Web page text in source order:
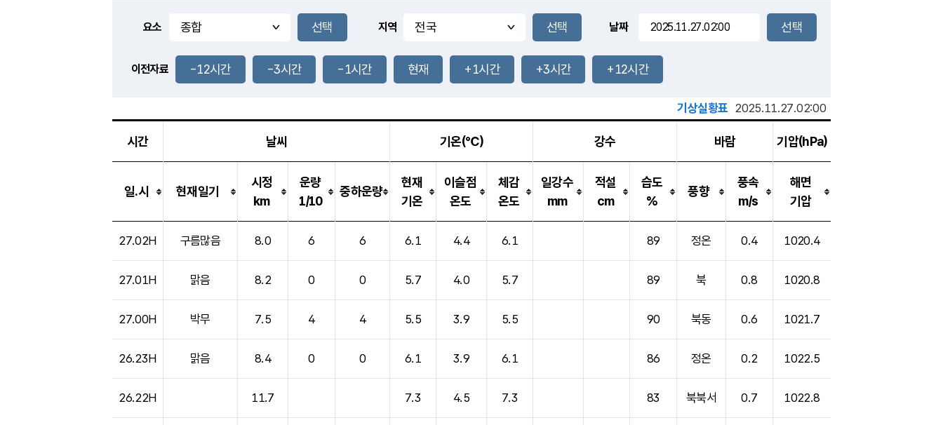
풍도
0.9m/s -mm
-mm
장호원
35.2
℃
-
35.4℃
1.9m/s
-mm
-mm
요소 지역 날짜
이전자료 -12시간 -3시간 -1시간 현재 +1시간 +3시간 +12시간
기상실황표 2025.11.27.02:00
시간 날씨 기온(℃) 강수 바람 기압(hPa)
일.시 현재일기
시정
km
운량
1/10
중하운량
현재
기온
이슬점
온도
체감
온도
일강수
mm
적설
cm
습도
%
풍향
풍속
m/s
해면
기압
27.02H 구름많음 8.0 6 6 6.1 4.4 6.1 89 정온 0.4 1020.4
27.01H 맑음 8.2 0 0 5.7 4.0 5.7 89 북 0.8 1020.8
27.00H 박무 7.5 4 4 5.5 3.9 5.5 90 북동 0.6 1021.7
26.23H 맑음 8.4 0 0 6.1 3.9 6.1 86 정온 0.2 1022.5
26.22H 11.7 7.3 4.5 7.3 83 북북서 0.7 1022.8